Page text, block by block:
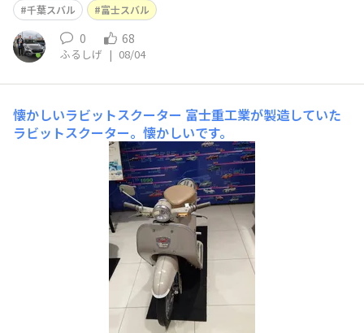
千葉スバル
富士スバル
0 68
ふるしげ | 08/04
懐かしいラビットスクーター 富士重工業が製造していた
ラビットスクーター。懐かしいです。